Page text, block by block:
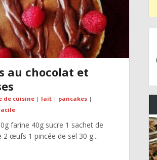
au chocolat et
de cuisine| lait| pancakes|
farine 40g sucre 1 sachet de
2 œufs 1 pincée de sel 30 g...